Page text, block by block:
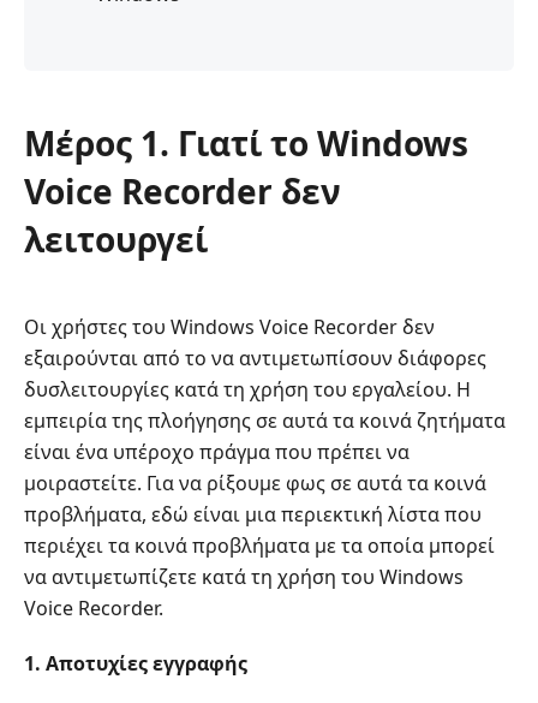
Μέρος 1. Γιατί το Windows
Voice Recorder δεν
λειτουργεί
Οι χρήστες του Windows Voice Recorder δεν
εξαιρούνται από το να αντιμετωπίσουν διάφορες
δυσλειτουργίες κατά τη χρήση του εργαλείου. Η
εμπειρία της πλοήγησης σε αυτά τα κοινά ζητήματα
είναι ένα υπέροχο πράγμα που πρέπει να
μοιραστείτε. Για να ρίξουμε φως σε αυτά τα κοινά
προβλήματα, εδώ είναι μια περιεκτική λίστα που
περιέχει τα κοινά προβλήματα με τα οποία μπορεί
να αντιμετωπίζετε κατά τη χρήση του Windows
Voice Recorder.
1. Αποτυχίες εγγραφής